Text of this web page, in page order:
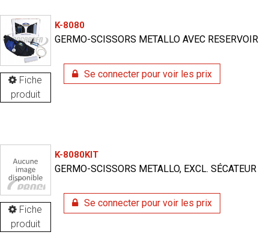
Fiche
produit
K-8080
GERMO-SCISSORS METALLO AVEC RESERVOIR
Se connecter pour voir les prix
Fiche
produit
K-8080KIT
GERMO-SCISSORS METALLO, EXCL. SÉCATEUR
Se connecter pour voir les prix